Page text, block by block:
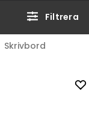
Filtrera
Skrivbord